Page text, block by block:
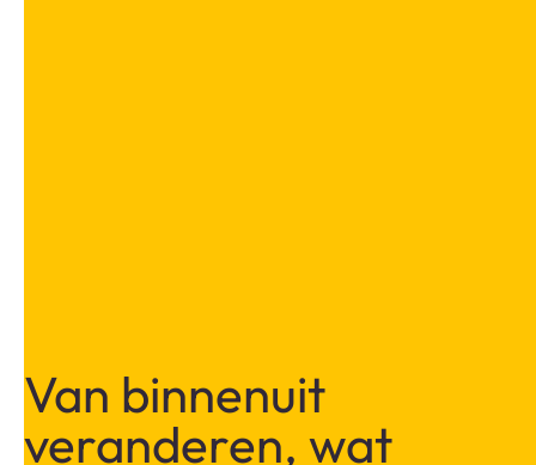
Van binnenuit
veranderen, wat